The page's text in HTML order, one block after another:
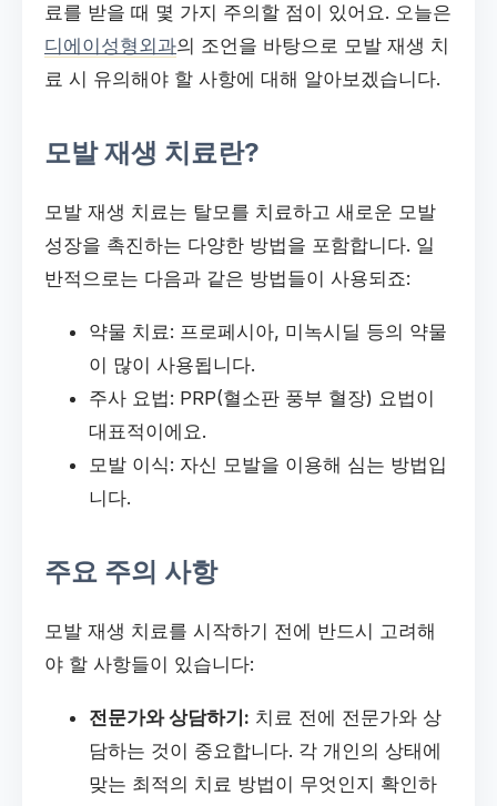
료를 받을 때 몇 가지 주의할 점이 있어요. 오늘은
디에이성형외과의 조언을 바탕으로 모발 재생 치
료 시 유의해야 할 사항에 대해 알아보겠습니다.
모발 재생 치료란?
모발 재생 치료는 탈모를 치료하고 새로운 모발
성장을 촉진하는 다양한 방법을 포함합니다. 일
반적으로는 다음과 같은 방법들이 사용되죠:
약물 치료: 프로페시아, 미녹시딜 등의 약물
이 많이 사용됩니다.
주사 요법: PRP(혈소판 풍부 혈장) 요법이
대표적이에요.
모발 이식: 자신 모발을 이용해 심는 방법입
니다.
주요 주의 사항
모발 재생 치료를 시작하기 전에 반드시 고려해
야 할 사항들이 있습니다:
전문가와 상담하기: 치료 전에 전문가와 상
담하는 것이 중요합니다. 각 개인의 상태에
맞는 최적의 치료 방법이 무엇인지 확인하